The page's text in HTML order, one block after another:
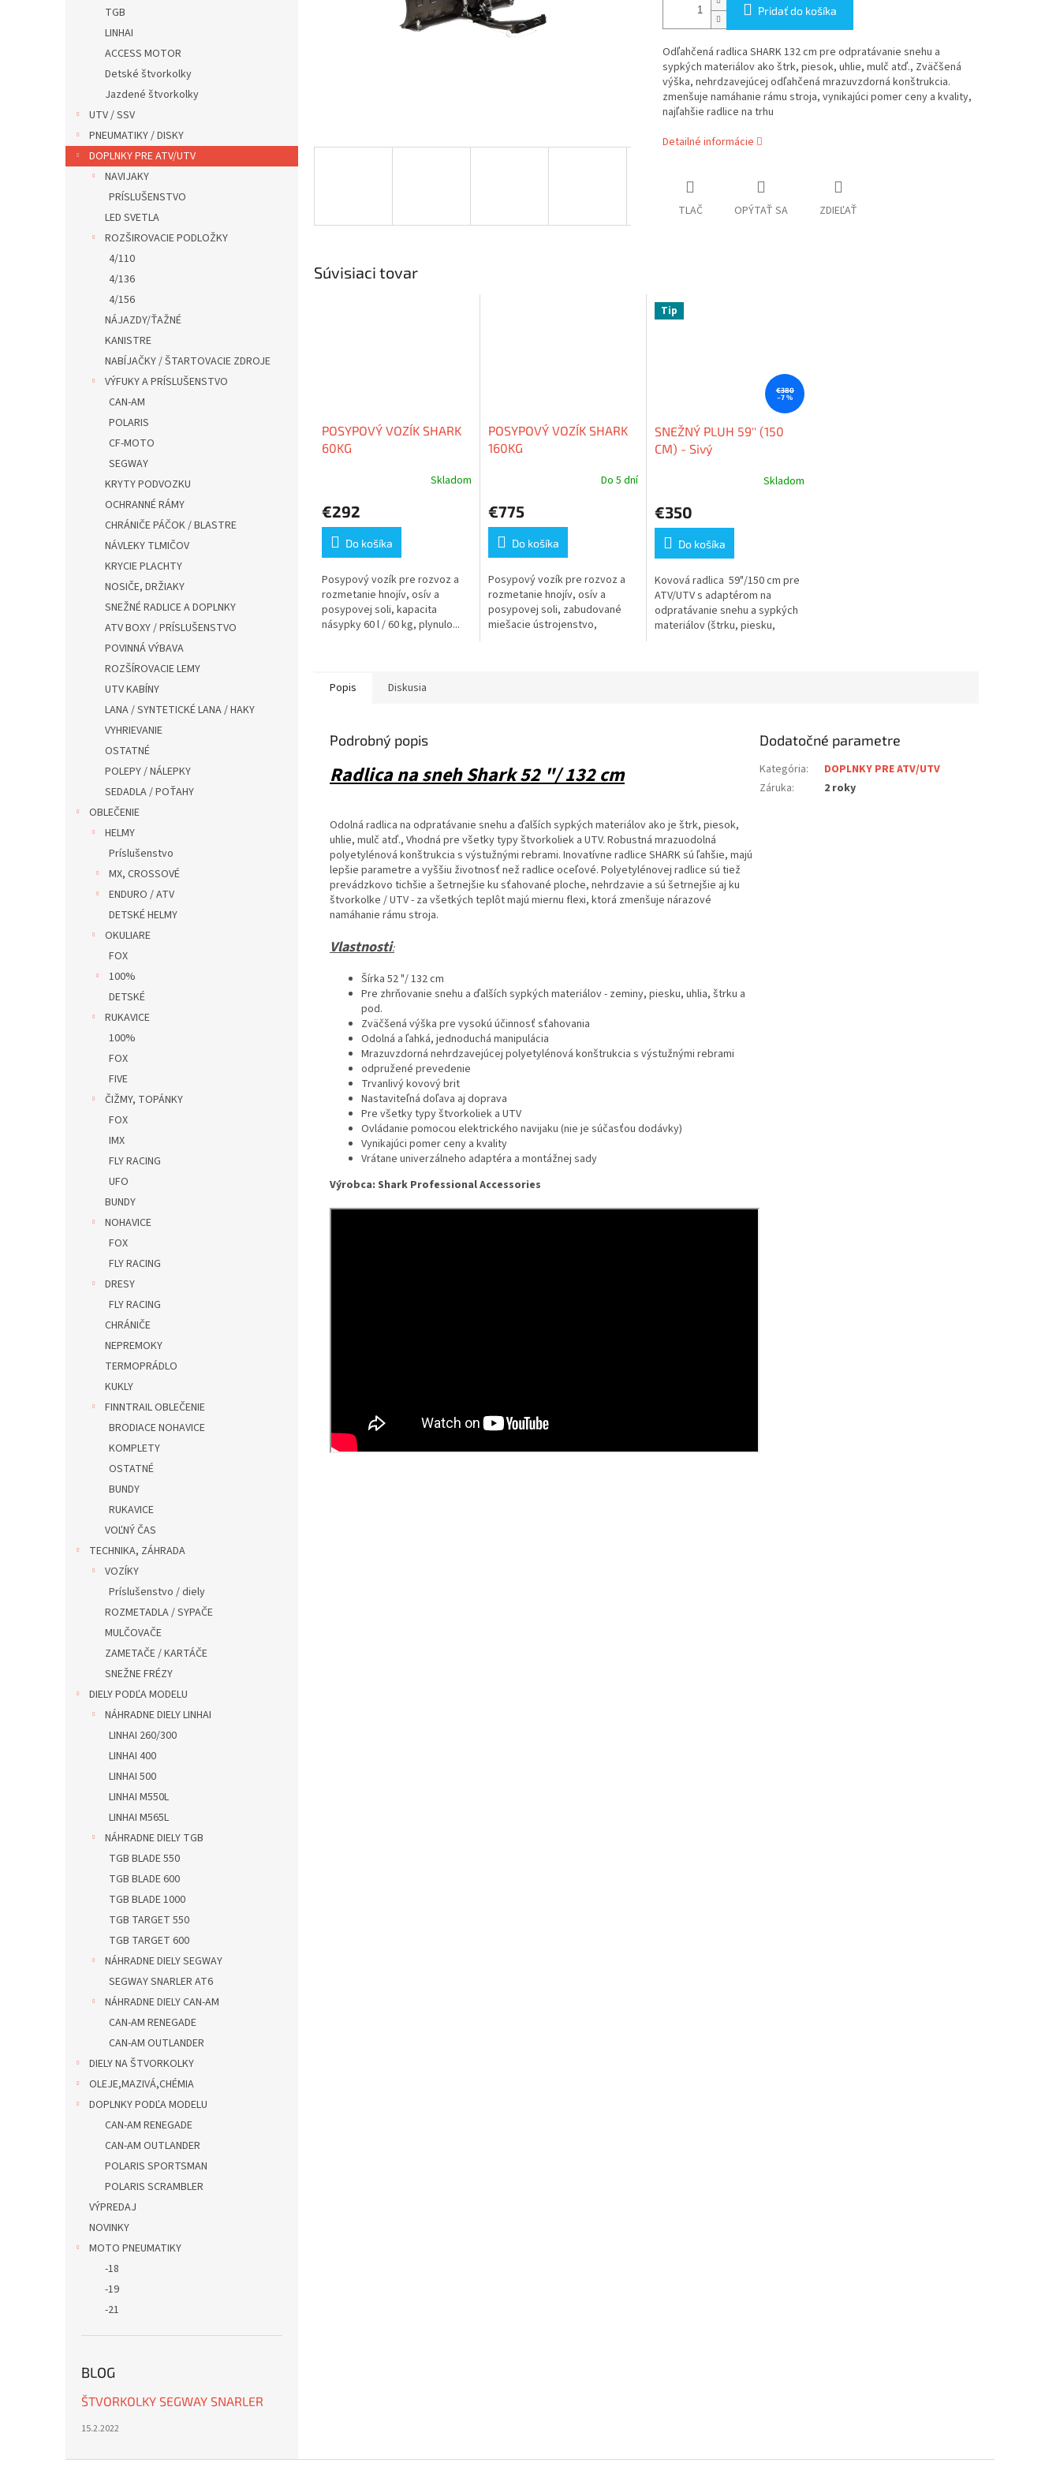
TGB
LINHAI
ACCESS MOTOR
Detské štvorkolky
Jazdené štvorkolky
UTV / SSV
PNEUMATIKY / DISKY
DOPLNKY PRE ATV/UTV
NAVIJAKY
PRÍSLUŠENSTVO
LED SVETLA
ROZŠIROVACIE PODLOŽKY
4/110
4/136
4/156
NÁJAZDY/ŤAŽNÉ
KANISTRE
NABÍJAČKY / ŠTARTOVACIE ZDROJE
VÝFUKY A PRÍSLUŠENSTVO
CAN-AM
POLARIS
CF-MOTO
SEGWAY
KRYTY PODVOZKU
OCHRANNÉ RÁMY
CHRÁNIČE PÁČOK / BLASTRE
NÁVLEKY TLMIČOV
KRYCIE PLACHTY
NOSIČE, DRŽIAKY
SNEŽNÉ RADLICE A DOPLNKY
ATV BOXY / PRÍSLUŠENSTVO
POVINNÁ VÝBAVA
ROZŠÍROVACIE LEMY
UTV KABÍNY
LANA / SYNTETICKÉ LANA / HAKY
VYHRIEVANIE
OSTATNÉ
POLEPY / NÁLEPKY
SEDADLA / POŤAHY
OBLEČENIE
HELMY
Príslušenstvo
MX, CROSSOVÉ
ENDURO / ATV
DETSKÉ HELMY
OKULIARE
FOX
100%
DETSKÉ
RUKAVICE
100%
FOX
FIVE
ČIŽMY, TOPÁNKY
FOX
IMX
FLY RACING
UFO
BUNDY
NOHAVICE
FOX
FLY RACING
DRESY
FLY RACING
CHRÁNIČE
NEPREMOKY
TERMOPRÁDLO
KUKLY
FINNTRAIL OBLEČENIE
BRODIACE NOHAVICE
KOMPLETY
OSTATNÉ
BUNDY
RUKAVICE
VOĽNÝ ČAS
TECHNIKA, ZÁHRADA
VOZÍKY
Príslušenstvo / diely
ROZMETADLA / SYPAČE
MULČOVAČE
ZAMETAČE / KARTÁČE
SNEŽNE FRÉZY
DIELY PODĽA MODELU
NÁHRADNE DIELY LINHAI
LINHAI 260/300
LINHAI 400
LINHAI 500
LINHAI M550L
LINHAI M565L
NÁHRADNE DIELY TGB
TGB BLADE 550
TGB BLADE 600
TGB BLADE 1000
TGB TARGET 550
TGB TARGET 600
NÁHRADNE DIELY SEGWAY
SEGWAY SNARLER AT6
NÁHRADNE DIELY CAN-AM
CAN-AM RENEGADE
CAN-AM OUTLANDER
DIELY NA ŠTVORKOLKY
OLEJE,MAZIVÁ,CHÉMIA
DOPLNKY PODĽA MODELU
CAN-AM RENEGADE
CAN-AM OUTLANDER
POLARIS SPORTSMAN
POLARIS SCRAMBLER
VÝPREDAJ
NOVINKY
MOTO PNEUMATIKY
-18
-19
-21
BLOG
ŠTVORKOLKY SEGWAY SNARLER
15.2.2022
Pridať do košíka
Odľahčená radlica SHARK 132 cm pre odpratávanie snehu a
sypkých materiálov ako štrk, piesok, uhlie, mulč atď., Zväčšená
výška, nehrdzavejúcej odľahčená mrazuvzdorná konštrukcia.
zmenšuje namáhanie rámu stroja, vynikajúci pomer ceny a kvality,
najľahšie radlice na trhu
Detailné informácie
TLAČ OPÝTAŤ SA ZDIEĽAŤ
Súvisiaci tovar
POSYPOVÝ VOZÍK SHARK
60KG
Skladom
€292
Do košíka
Posypový vozík pre rozvoz a
rozmetanie hnojív, osív a
posypovej soli, kapacita
násypky 60 l / 60 kg, plynulo...
POSYPOVÝ VOZÍK SHARK
160KG
Do 5 dní
€775
Do košíka
Posypový vozík pre rozvoz a
rozmetanie hnojív, osív a
posypovej soli, zabudované
miešacie ústrojenstvo,
Tip
€380
–7 %
SNEŽNÝ PLUH 59'' (150
CM) - Sivý
produktu
je
3,7
z
5
hviezdičiek.
Skladom
€350
Do košíka
Kovová radlica 59"/150 cm pre
ATV/UTV s adaptérom na
odpratávanie snehu a sypkých
materiálov (štrku, piesku,
Popis Diskusia
Podrobný popis
Radlica na sneh Shark 52 "/ 132 cm
Odolná radlica na odpratávanie snehu a ďalších sypkých materiálov ako je štrk, piesok,
uhlie, mulč atď., Vhodná pre všetky typy štvorkoliek a UTV. Robustná mrazuodolná
polyetylénová konštrukcia s výstužnými rebrami. Inovatívne radlice SHARK sú ľahšie, majú
lepšie parametre a vyššiu životnosť než radlice oceľové. Polyetylénovej radlice sú tiež
prevádzkovo tichšie a šetrnejšie ku sťahované ploche, nehrdzavie a sú šetrnejšie aj ku
štvorkolke / UTV - za všetkých teplôt majú miernu flexi, ktorá zmenšuje nárazové
namáhanie rámu stroja.
Vlastnosti:
Šírka 52 "/ 132 cm
Pre zhrňovanie snehu a ďalších sypkých materiálov - zeminy, piesku, uhlia, štrku a
pod.
Zväčšená výška pre vysokú účinnosť sťahovania
Odolná a ľahká, jednoduchá manipulácia
Mrazuvzdorná nehrdzavejúcej polyetylénová konštrukcia s výstužnými rebrami
odpružené prevedenie
Trvanlivý kovový brit
Nastaviteľná doľava aj doprava
Pre všetky typy štvorkoliek a UTV
Ovládanie pomocou elektrického navijaku (nie je súčasťou dodávky)
Vynikajúci pomer ceny a kvality
Vrátane univerzálneho adaptéra a montážnej sady
Výrobca: Shark Professional Accessories
Dodatočné parametre
Kategória:
DOPLNKY PRE ATV/UTV
Záruka: 2 roky